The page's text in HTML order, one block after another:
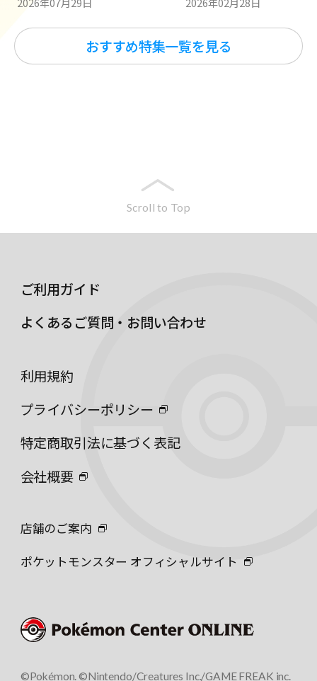
おすすめ特集一覧を見る
Scroll to Top
ご利用ガイド
よくあるご質問・お問い合わせ
利用規約
プライバシーポリシー
特定商取引法に基づく表記
会社概要
店舗のご案内
ポケットモンスター オフィシャルサイト
©Pokémon. ©Nintendo/Creatures Inc./GAME FREAK inc.